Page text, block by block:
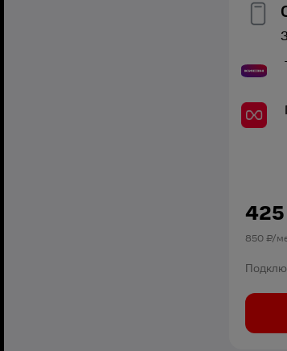
425
850₽/